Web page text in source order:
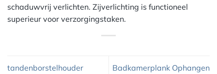
schaduwvrij verlichten. Zijverlichting is functioneel
superieur voor verzorgingstaken.
tandenborstelhouder
Badkamerplank Ophangen